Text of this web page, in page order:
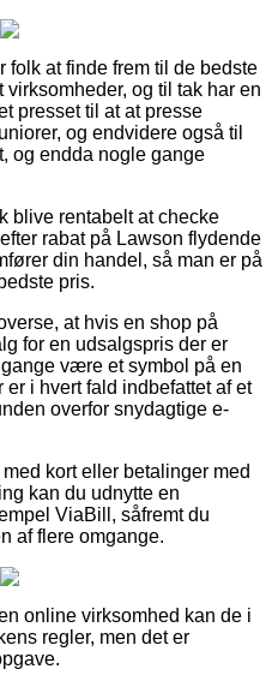
at finde frem til de bedste
og til tak har en
presset til at at presse
og endvidere også til
og endda nogle gange
blive rentabelt at checke
rabat på Lawson flydende
din handel, så man er på
pris.
at hvis en shop på
for en udsalgspris der er
være et symbol på en
i hvert fald indbefattet af et
overfor snydagtige e-
kort eller betalinger med
kan du udnytte en
ViaBill, såfremt du
af flere omgange.
online virksomhed kan de i
regler, men det er